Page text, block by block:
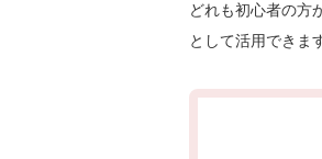
どれも初心者の方
として活用できま